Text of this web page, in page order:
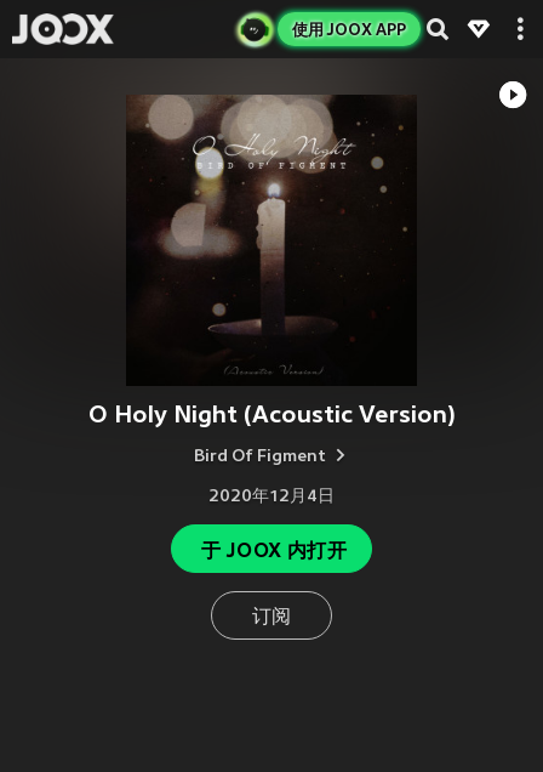
使用 JOOX APP
O Holy Night (Acoustic Version)
Bird Of Figment
2020年12月4日
于 JOOX 内打开
订阅